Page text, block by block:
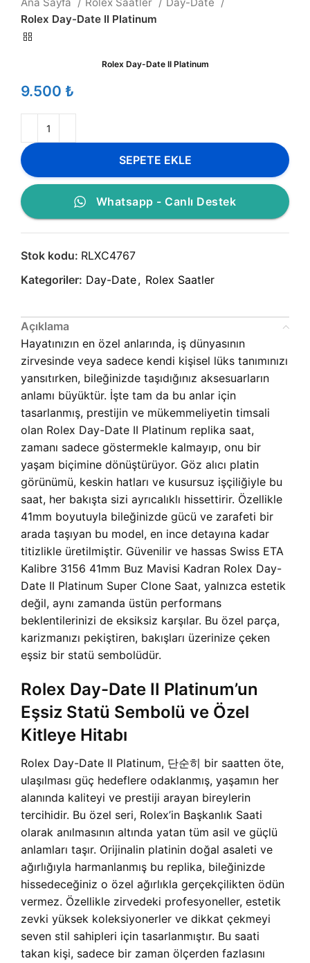
Rolex Day-Date II Platinum
Rolex Day-Date II Platinum
₺
SEPETE EKLE
Whatsapp - Canlı Destek
Stok kodu: RLXC4767
Kategoriler: Day-Date, Rolex Saatler
Açıklama
Hayatınızın en özel anlarında, iş dünyasının
zirvesinde veya sadece kendi kişisel lüks tanımınızı
yansıtırken, bileğinizde taşıdığınız aksesuarların
anlamı büyüktür. İşte tam da bu anlar için
tasarlanmış, prestijin ve mükemmeliyetin timsali
olan Rolex Day-Date II Platinum replika saat,
zamanı sadece göstermekle kalmayıp, onu bir
yaşam biçimine dönüştürüyor. Göz alıcı platin
görünümü, keskin hatları ve kusursuz işçiliğiyle bu
saat, her bakışta sizi ayrıcalıklı hissettirir. Özellikle
41mm boyutuyla bileğinizde gücü ve zarafeti bir
arada taşıyan bu model, en ince detayına kadar
titizlikle üretilmiştir. Güvenilir ve hassas Swiss ETA
Kalibre 3156 41mm Buz Mavisi Kadran Rolex Day-
Date II Platinum Super Clone Saat, yalnızca estetik
değil, aynı zamanda üstün performans
beklentilerinizi de eksiksiz karşılar. Bu özel parça,
karizmanızı pekiştiren, bakışları üzerinize çeken
eşsiz bir statü sembolüdür.
Rolex Day-Date II Platinum’un
Eşsiz Statü Sembolü ve Özel
Kitleye Hitabı
Rolex Day-Date II Platinum, 단순히 bir saatten öte,
ulaşılması güç hedeflere odaklanmış, yaşamın her
alanında kaliteyi ve prestiji arayan bireylerin
tercihidir. Bu özel seri, Rolex’in Başkanlık Saati
olarak anılmasının altında yatan tüm asil ve güçlü
anlamları taşır. Orijinalin platinin doğal asaleti ve
ağırlığıyla harmanlanmış bu replika, bileğinizde
hissedeceğiniz o özel ağırlıkla gerçekçilikten ödün
vermez. Özellikle zirvedeki profesyoneller, estetik
zevki yüksek koleksiyonerler ve dikkat çekmeyi
seven stil sahipleri için tasarlanmıştır. Bu saati
takan kişi, sadece bir zaman ölçerden fazlasını